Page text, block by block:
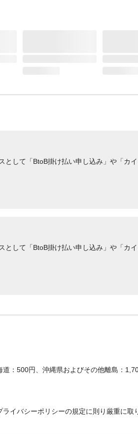
として「BtoB掛け払い申し込み」や「カ
として「BtoB掛け払い申し込み」や「カ
：500円、沖縄県およびその他離島：
イバシーポリシーの規定に則り厳重に取